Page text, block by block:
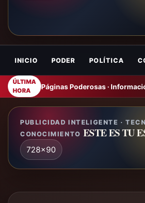
INICIO PODER POLÍTICA
ÚLTIMA
HORA
Páginas Poderosas ·
PUBLICIDAD INTELIGENTE ·
CONOCIMIENTO ESTE ES TU
728x90